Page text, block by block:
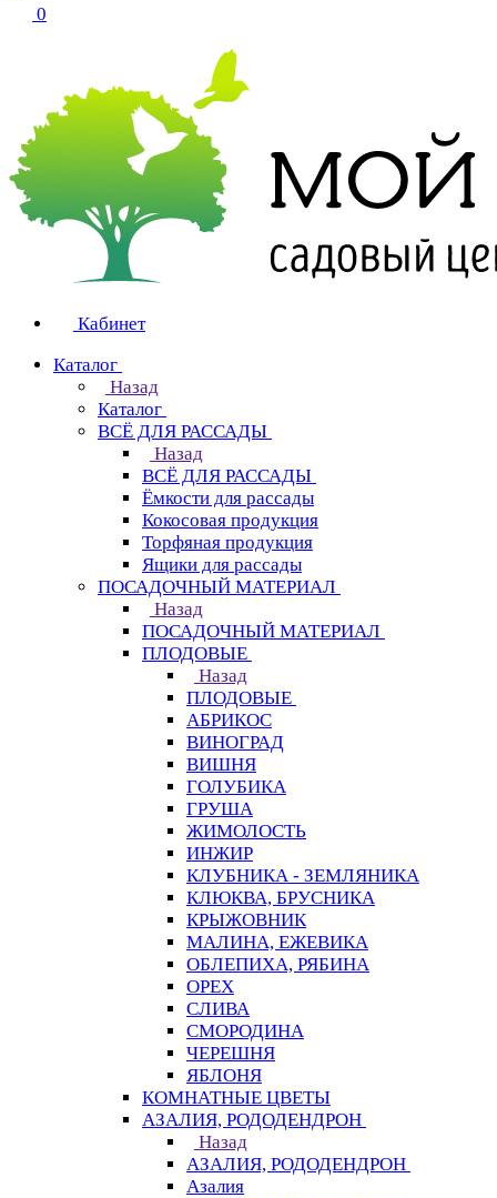
0
Кабинет
Каталог
Назад
Каталог
ВСЁ ДЛЯ РАССАДЫ
Назад
ВСЁ ДЛЯ РАССАДЫ
Ёмкости для рассады
Кокосовая продукция
Торфяная продукция
Ящики для рассады
ПОСАДОЧНЫЙ МАТЕРИАЛ
Назад
ПОСАДОЧНЫЙ МАТЕРИАЛ
ПЛОДОВЫЕ
Назад
ПЛОДОВЫЕ
АБРИКОС
ВИНОГРАД
ВИШНЯ
ГОЛУБИКА
ГРУША
ЖИМОЛОСТЬ
ИНЖИР
КЛУБНИКА - ЗЕМЛЯНИКА
КЛЮКВА, БРУСНИКА
КРЫЖОВНИК
МАЛИНА, ЕЖЕВИКА
ОБЛЕПИХА, РЯБИНА
ОРЕХ
СЛИВА
СМОРОДИНА
ЧЕРЕШНЯ
ЯБЛОНЯ
КОМНАТНЫЕ ЦВЕТЫ
АЗАЛИЯ, РОДОДЕНДРОН
Назад
АЗАЛИЯ, РОДОДЕНДРОН
Азалия